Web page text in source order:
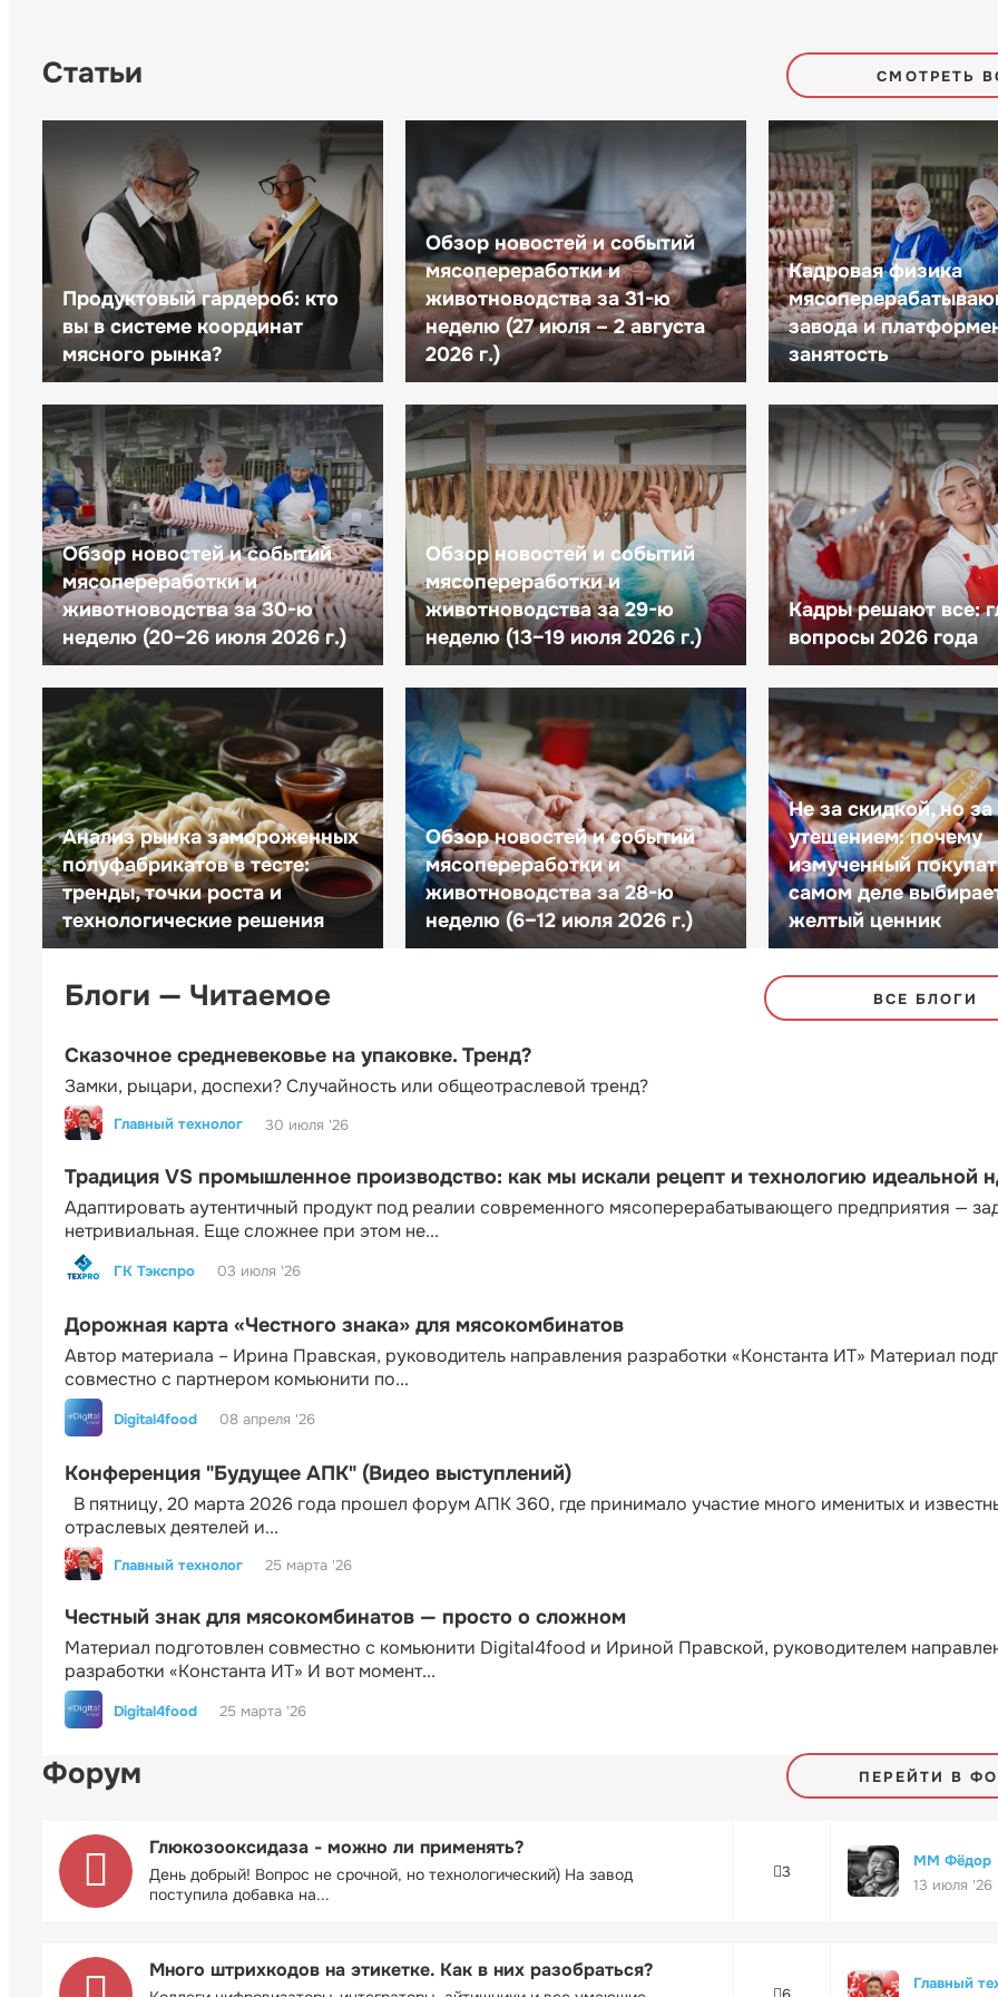
Статьи СМОТРЕТЬ
Продуктовый гардероб: кто
вы в системе координат
мясного рынка?
Обзор новостей и событий
мясопереработки и
животноводства за 31-ю
неделю (27 июля – 2 августа
2026 г.)
Кадровая физика
завода и
занятость
Обзор новостей и событий
мясопереработки и
животноводства за 30-ю
неделю (20–26 июля 2026 г.)
Обзор новостей и событий
мясопереработки и
животноводства за 29-ю
неделю (13–19 июля 2026 г.)
Кадры решают все:
вопросы 2026 года
Анализ рынка замороженных
полуфабрикатов в тесте:
тренды, точки роста и
технологические решения
Обзор новостей и событий
мясопереработки и
животноводства за 28-ю
неделю (6–12 июля 2026 г.)
Не за скидкой, но за
утешением: почему
измученный
самом деле
желтый ценник
Блоги — Читаемое ВСЕ БЛОГИ
Сказочное средневековье на упаковке. Тренд?
Замки, рыцари, доспехи? Случайность или общеотраслевой тренд?
Главный технолог 30 июля '26
Традиция VS промышленное производство: как мы искали рецепт и технологию идеальной
Адаптировать аутентичный продукт под реалии современного мясоперерабатывающего предприятия —
нетривиальная. Еще сложнее при этом не...
ГК Тэкспро 03 июля '26
Дорожная карта «Честного знака» для мясокомбинатов
Автор материала – Ирина Правская, руководитель направления разработки «Константа ИТ» Материал
совместно с партнером комьюнити по...
Digital4food 08 апреля '26
Конференция "Будущее АПК" (Видео выступлений)
В пятницу, 20 марта 2026 года прошел форум АПК 360, где принимало участие много именитых и
отраслевых деятелей и...
Главный технолог 25 марта '26
Честный знак для мясокомбинатов — просто о сложном
Материал подготовлен совместно с комьюнити Digital4food и Ириной Правской, руководителем
разработки «Константа ИТ» И вот момент...
Digital4food 25 марта '26
Форум ПЕРЕЙТИ В
Глюкозооксидаза - можно ли применять?
День добрый! Вопрос не срочной, но технологический) На завод
поступила добавка на...
3
ММ Фёдор
13 июля '26
Много штрихкодов на этикетке. Как в них разобраться?
Главный